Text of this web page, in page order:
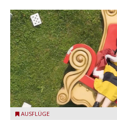
San Felice del Benaco: Drei
AUSFLÜGE